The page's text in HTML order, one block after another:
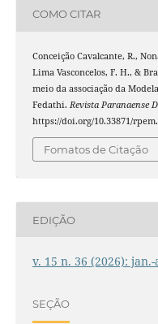
COMO CITAR
Conceição Cavalcante, R.,
Lima Vasconcelos, F. H., &
meio da associação da
Fedathi. Revista Paranaense
https://doi.org/10.33871/
Fomatos de Citação
EDIÇÃO
v. 15 n. 36 (2026):
SEÇÃO